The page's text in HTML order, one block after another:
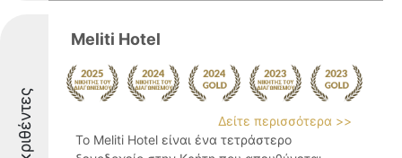
Meliti Hotel
Δείτε περισσότερα >>
Το Meliti Hotel είναι ένα τετράστερο